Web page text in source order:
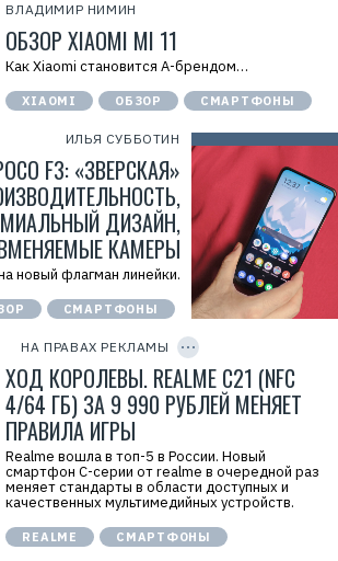
ВЛАДИМИР НИМИН
ОБЗОР XIAOMI MI 11
Как Xiaomi становится A-брендом…
XIAOMI ОБЗОР СМАРТФОНЫ
ИЛЬЯ СУББОТИН
F3: «ЗВЕРСКАЯ»
ДИЗАЙН,
КАМЕРЫ
новый флагман линейки.
СМАРТФОНЫ
НА ПРАВАХ РЕКЛАМЫ
Р
е
к
л
а
а
E
r
i
C
Y
I
D
ХОД КОРОЛЕВЫ. REALME C21 (NFC
4/64 ГБ) ЗА 9 990 РУБЛЕЙ МЕНЯЕТ
ПРАВИЛА ИГРЫ
Realme вошла в топ-5 в России. Новый
смартфон С-серии от realme в очередной раз
меняет стандарты в области доступных и
качественных мультимедийных устройств.
REALME СМАРТФОНЫ
Р
е
к
л
а
E
r
d
V
f
n
x
y
T